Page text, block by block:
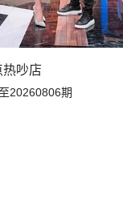
热吵店
20260806期